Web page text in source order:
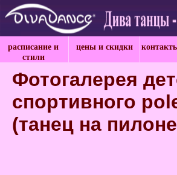
расписание и
стили
цены и скидки
Фотогалерея
спортивного
(танец на